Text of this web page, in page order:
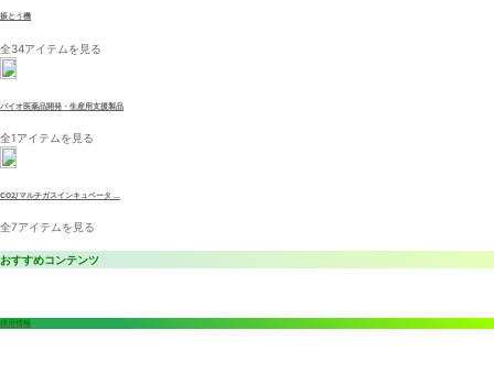
振とう機
全34アイテムを見る
バイオ医薬品開発・生産用支援製品
全1アイテムを見る
CO2/マルチガスインキュベータ ...
全7アイテムを見る
おすすめコンテンツ
採用情報